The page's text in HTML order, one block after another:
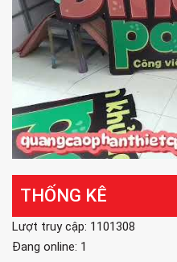
THỐNG KÊ
Lượt truy cập: 1101308
Đang online: 1